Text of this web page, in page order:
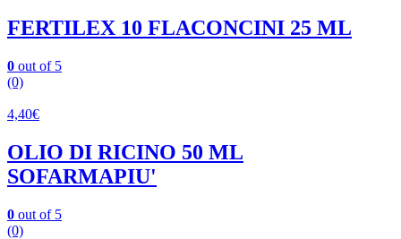
FERTILEX 10 FLACONCINI 25 ML
0 out of 5
(0)
4,40€
OLIO DI RICINO 50 ML
SOFARMAPIU'
0 out of 5
(0)